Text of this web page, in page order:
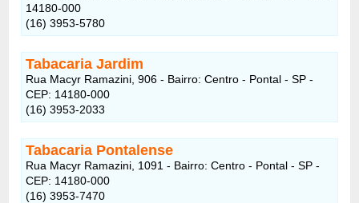
14180-000
(16) 3953-5780
Tabacaria Jardim
Rua Macyr Ramazini, 906 - Bairro: Centro - Pontal - SP -
CEP: 14180-000
(16) 3953-2033
Tabacaria Pontalense
Rua Macyr Ramazini, 1091 - Bairro: Centro - Pontal - SP -
CEP: 14180-000
(16) 3953-7470